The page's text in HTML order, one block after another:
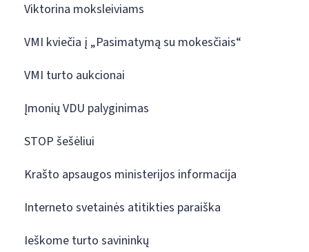
Viktorina moksleiviams
VMI kviečia į „Pasimatymą su mokesčiais“
VMI turto aukcionai
Įmonių VDU palyginimas
STOP šešėliui
Krašto apsaugos ministerijos informacija
Interneto svetainės atitikties paraiška
Ieškome turto savininkų